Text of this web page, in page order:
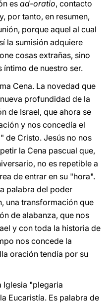
esad-oratio, contacto
por tanto, en resumen,
porque aquel al cual
la sumisión adquiere
cosas extrañas, sino
íntimo de nuestro ser.
Cena. La novedad que
profundidad de la
de Israel, que ahora se
y nos concedía el
de Cristo. Jesús no nos
la Cena pascual que,
no es repetible a
de entrar en su "hora".
palabra del poder
una transformación que
de alabanza, que nos
y con toda la historia de
nos concede la
oración tendía por su
Iglesia "plegaria
Eucaristía. Es palabra de